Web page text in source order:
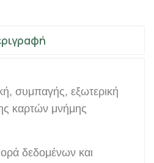
συμπαγής, εξωτερική
καρτών μνήμης
δεδομένων και